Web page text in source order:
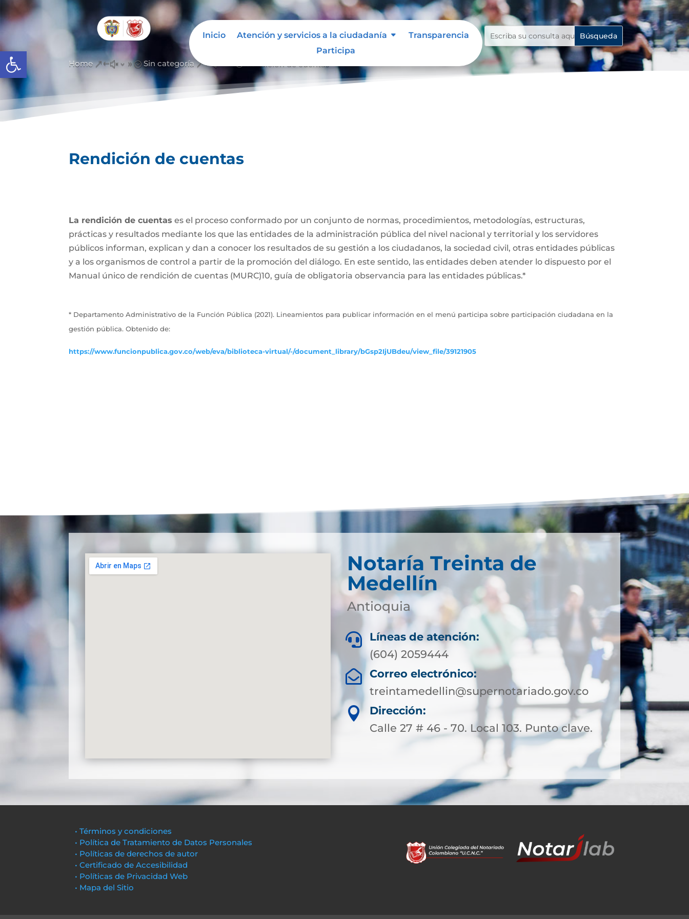
Abrir barra de herramientas
Inicio Atención y servicios a la ciudadanía
Transparencia
Participa
Home &#x39; Sin categoría &#x39;
Rendición de cuentas
La rendición de cuentas es el proceso conformado por un conjunto de normas, procedimientos, metodologías, estructuras,
prácticas y resultados mediante los que las entidades de la administración pública del nivel nacional y territorial y los servidores
públicos informan, explican y dan a conocer los resultados de su gestión a los ciudadanos, la sociedad civil, otras entidades públicas
y a los organismos de control a partir de la promoción del diálogo. En este sentido, las entidades deben atender lo dispuesto por el
Manual único de rendición de cuentas (MURC)10, guía de obligatoria observancia para las entidades públicas.*
* Departamento Administrativo de la Función Pública (2021). Lineamientos para publicar información en el menú participa sobre participación ciudadana en la
gestión pública. Obtenido de:
https://www.funcionpublica.gov.co/web/eva/biblioteca-virtual/-/document_library/bGsp2IjUBdeu/view_file/39121905
Notaría Treinta de
Medellín
Antioquia

Líneas de atención:
(604) 2059444

Correo electrónico:
treintamedellin@supernotariado.gov.co

Dirección:
Calle 27 # 46 - 70. Local 103. Punto clave.
• Términos y condiciones
• Política de Tratamiento de Datos Personales
• Políticas de derechos de autor
• Certificado de Accesibilidad
• Políticas de Privacidad Web
• Mapa del Sitio